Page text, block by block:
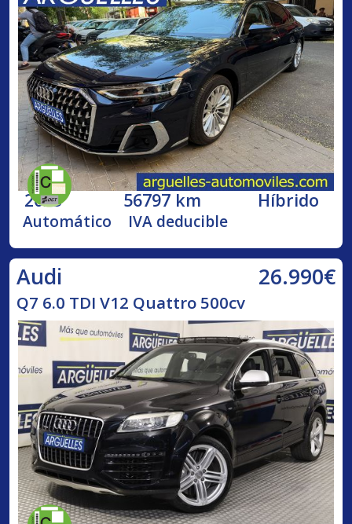
2023 56797 km Híbrido
Automático IVA deducible
Audi 26.990€
Q7 6.0 TDI V12 Quattro 500cv